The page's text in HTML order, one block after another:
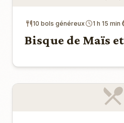
10 bols généreux 1 h 15 min
Bisque de Maïs